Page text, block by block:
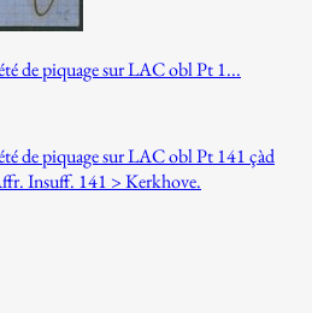
de piquage sur LAC obl Pt 1...
de piquage sur LAC obl Pt 141 çàd
Insuff. 141 > Kerkhove.